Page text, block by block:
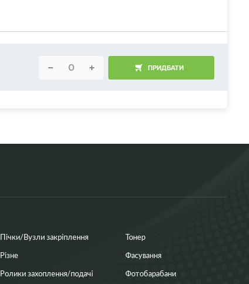
ПРИДБАТИ
Пічки/Вузли закріплення
Різне
Ролики захоплення/подачі
Тонер
Фасування
Фотобарабани